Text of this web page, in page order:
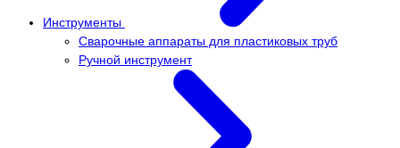
Инструменты
Сварочные аппараты для пластиковых труб
Ручной инструмент